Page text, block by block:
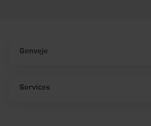
Genveje
Services